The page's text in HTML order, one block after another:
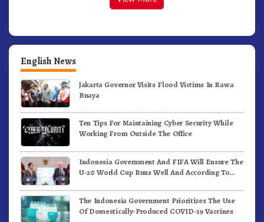
English News
Jakarta Governor Visits Flood Victims In Rawa
Buaya
Ten Tips For Maintaining Cyber Security While
Working From Outside The Office
Indonesia Government And FIFA Will Ensure The
U-20 World Cup Runs Well And According To
The Indonesia Government Prioritizes The Use
Of Domestically-Produced COVID-19 Vaccines